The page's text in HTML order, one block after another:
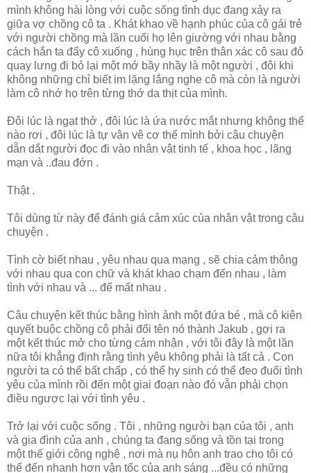
mình không hài lòng với cuộc sống tình dục đang xảy ra
giữa vợ chồng cô ta . Khát khao về hạnh phúc của cô gái trẻ
với người chồng mà lần cuối họ lên giường với nhau bằng
cách hắn ta đẩy cô xuống , hùng hục trên thân xác cô sau đỏ
quay lưng đi bỏ lại một mớ bầy nhầy là một người , đôi khi
không những chỉ biết im lặng lắng nghe cô mà còn là người
làm cô nhớ họ trên từng thớ da thịt của mình.
Đôi lúc là ngạt thở , đôi lúc là ứa nước mắt nhưng không thể
nào rơi , đôi lúc là tự vân vê cơ thể mình bởi câu chuyện
dẫn dắt người đọc đi vào nhân vật tinh tế , khoa học , lãng
mạn và ..đau đớn .
Thật .
Tôi dùng từ này để đánh giá cảm xúc của nhân vật trong câu
chuyện .
Tình cờ biết nhau , yêu nhau qua mạng , sẽ chia cảm thông
với nhau qua con chữ và khát khao chạm đến nhau , làm
tình với nhau và ... để mất nhau .
Câu chuyện kết thúc bằng hình ảnh một đứa bé , mà cô kiên
quyết buộc chồng cô phải đổi tên nó thành Jakub , gợi ra
một kết thúc mở cho từng cảm nhận , với tôi đây là một lần
nữa tôi khẳng định rằng tình yêu không phải là tất cả . Con
người ta có thể bất chấp , có thể hy sinh có thể đeo đuổi tình
yêu của mình rồi đến một giai đoạn nào đó vẫn phải chọn
điều ngược lại với tình yêu .
Trở lại với cuộc sống . Tôi , những người bạn của tôi , anh
và gia đình của anh , chúng ta đang sống và tồn tại trong
một thế giới công nghệ , nơi mà nụ hôn anh trao cho tôi có
thể đến nhanh hơn vận tốc của anh sáng ...đều có những